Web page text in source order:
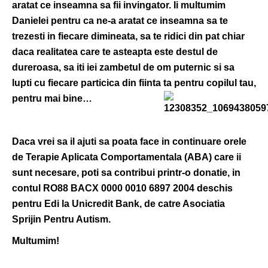
aratat ce inseamna sa fii invingator. Ii multumim
Danielei pentru ca ne-a aratat ce inseamna sa te
trezesti in fiecare dimineata, sa te ridici din pat chiar
daca realitatea care te asteapta este destul de
dureroasa, sa iti iei zambetul de om puternic si sa
lupti cu fiecare particica din fiinta ta pentru copilul tau,
pentru mai bine…
Daca vrei sa il ajuti sa poata face in continuare orele
de Terapie Aplicata Comportamentala (ABA) care ii
sunt necesare, poti sa contribui printr-o donatie, in
contul RO88 BACX 0000 0010 6897 2004 deschis
pentru Edi la Unicredit Bank, de catre Asociatia
Sprijin Pentru Autism.
Multumim!